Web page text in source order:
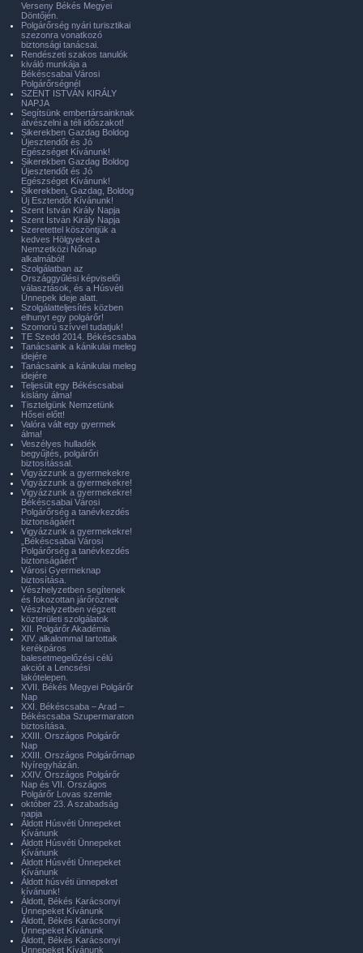
Verseny Békés Megyei
Döntőjén.
Polgárőrség nyári turisztikai
szezonra vonatkozó
biztonsági tanácsai.
Rendészeti szakos tanulók
kiváló munkája a
Békéscsabai Városi
Polgárőrségnél
SZENT ISTVÁN KIRÁLY
NAPJA
Segítsünk embertársainknak
átvészelni a téli időszakot!
Sikerekben Gazdag Boldog
Újesztendőt és Jó
Egészséget Kívánunk!
Sikerekben Gazdag Boldog
Újesztendőt és Jó
Egészséget Kívánunk!
Sikerekben, Gazdag, Boldog
Új Esztendőt Kívánunk!
Szent István Király Napja
Szent István Király Napja
Szeretettel köszöntjük a
kedves Hölgyeket a
Nemzetközi Nőnap
alkalmából!
Szolgálatban az
Országgyűlési képviselői
választások, és a Húsvéti
Ünnepek ideje alatt.
Szolgálatteljesítés közben
elhunyt egy polgárőr!
Szomorú szívvel tudatjuk!
TE Szedd 2014. Békéscsaba
Tanácsaink a kánikulai meleg
idejére
Tanácsaink a kánikulai meleg
idejére
Teljesült egy Békéscsabai
kislány álma!
Tisztelgünk Nemzetünk
Hősei előtt!
Valóra vált egy gyermek
álma!
Veszélyes hulladék
begyűjtés, polgárőri
biztosítással.
Vigyázzunk a gyermekekre
Vigyázzunk a gyermekekre!
Vigyázzunk a gyermekekre!
Békéscsabai Városi
Polgárőrség a tanévkezdés
biztonságáért
Vigyázzunk a gyermekekre!
„Békéscsabai Városi
Polgárőrség a tanévkezdés
biztonságáért”
Városi Gyermeknap
biztosítása.
Vészhelyzetben segítenek
és fokozottan járőröznek
Vészhelyzetben végzett
közterületi szolgálatok
XII. Polgárőr Akadémia
XIV. alkalommal tartottak
kerékpáros
balesetmegelőzési célú
akciót a Lencsési
lakótelepen.
XVII. Békés Megyei Polgárőr
Nap
XXI. Békéscsaba – Arad –
Békéscsaba Szupermaraton
biztosítása.
XXIII. Országos Polgárőr
Nap
XXIII. Országos Polgárőrnap
Nyíregyházán.
XXIV. Országos Polgárőr
Nap és VII. Országos
Polgárőr Lovas szemle
október 23. A szabadság
napja
Áldott Húsvéti Ünnepeket
Kívánunk
Áldott Húsvéti Ünnepeket
Kívánunk
Áldott Húsvéti Ünnepeket
Kívánunk
Áldott húsvéti ünnepeket
kívánunk!
Áldott, Békés Karácsonyi
Ünnepeket Kívánunk
Áldott, Békés Karácsonyi
Ünnepeket Kívánunk
Áldott, Békés Karácsonyi
Ünnepeket Kívánunk